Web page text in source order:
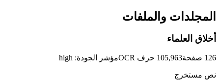
المجلدات والملفات
أخلاق العلماء
126 صفحة105,963 حرف OCR مؤشر الجودة:
high
نص مستخرج